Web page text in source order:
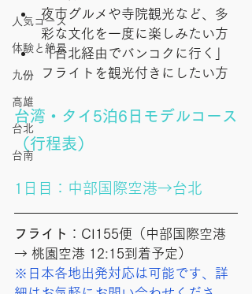
人気コース
体験と絶景
九份
高雄
台北
台南
夜市グルメや寺院観光など、多
彩な文化を一度に楽しみたい方
「台北経由でバンコクに行く」
フライトを観光付きにしたい方
台湾・タイ5泊6日モデルコース
（行程表）
1日目：中部国際空港→台北
フライト ：CI155便（中部国際空港
→ 桃園空港 12:15到着予定）
※日本各地出発対応は可能です、 詳